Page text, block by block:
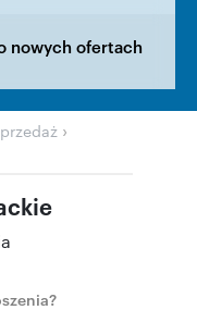
nowych ofertach
›